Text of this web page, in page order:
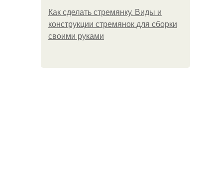
Как сделать стремянку. Виды и
конструкции стремянок для сборки
своими руками